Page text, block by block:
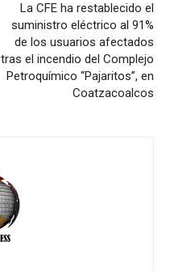
La CFE ha restablecido el
suministro eléctrico al 91%
de los usuarios afectados
tras el incendio del Complejo
Petroquímico “Pajaritos”, en
Coatzacoalcos